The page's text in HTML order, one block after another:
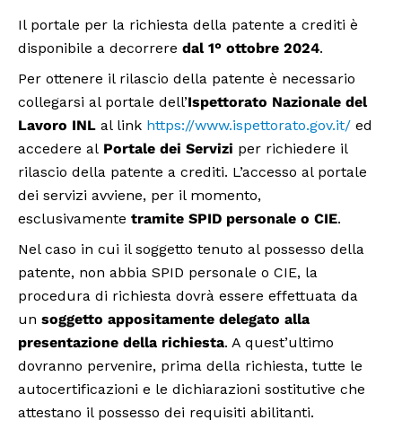
Il portale per la richiesta della patente a crediti è
disponibile a decorrere dal 1° ottobre 2024.
Per ottenere il rilascio della patente è necessario
collegarsi al portale dell’Ispettorato Nazionale del
Lavoro INL al link https://www.ispettorato.gov.it/ ed
accedere al Portale dei Servizi per richiedere il
rilascio della patente a crediti. L’accesso al portale
dei servizi avviene, per il momento,
esclusivamente tramite SPID personale o CIE.
Nel caso in cui il soggetto tenuto al possesso della
patente, non abbia SPID personale o CIE, la
procedura di richiesta dovrà essere effettuata da
un soggetto appositamente delegato alla
presentazione della richiesta. A quest’ultimo
dovranno pervenire, prima della richiesta, tutte le
autocertificazioni e le dichiarazioni sostitutive che
attestano il possesso dei requisiti abilitanti.